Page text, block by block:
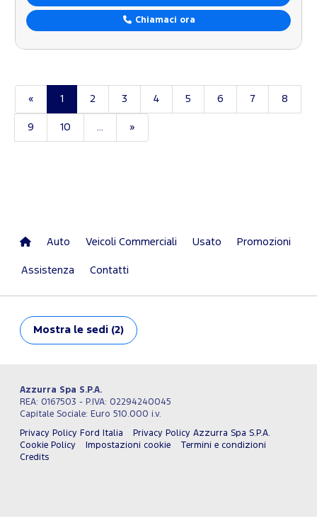
Chiamaci ora
« 1 2 3 4 5 6 7 8
9 10 »
Auto Veicoli Commerciali Usato Promozioni
Assistenza Contatti
Mostra le sedi (2)
Azzurra Spa S.P.A.
REA: 0167503 - P.IVA: 02294240045
Capitale Sociale: Euro 510.000 i.v.
Privacy Policy Ford Italia
Privacy Policy Azzurra Spa S.P.A.
Cookie Policy
Impostazioni cookie
Termini e condizioni
Credits